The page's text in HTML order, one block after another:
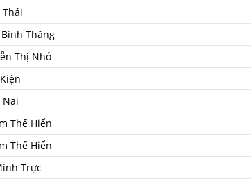
Thăng
Thị Nhỏ
Nai
Thế Hiển
Thế Hiển
Trực